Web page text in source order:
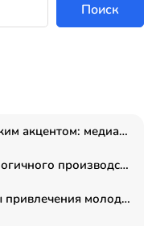
Поиск
Коммуникации с древнегреческим акцентом: медиаменеджер и журналист Владимир Дергачев запустил коммуникационное агентство «Сократ 2.0»
От логистики до высокотехнологичного производства: как основатель “гагаринга” выстраивает экосистему безопасности и гражданских БПЛА
Эксперты обсудили механизмы привлечения молодых специалистов в промышленные города